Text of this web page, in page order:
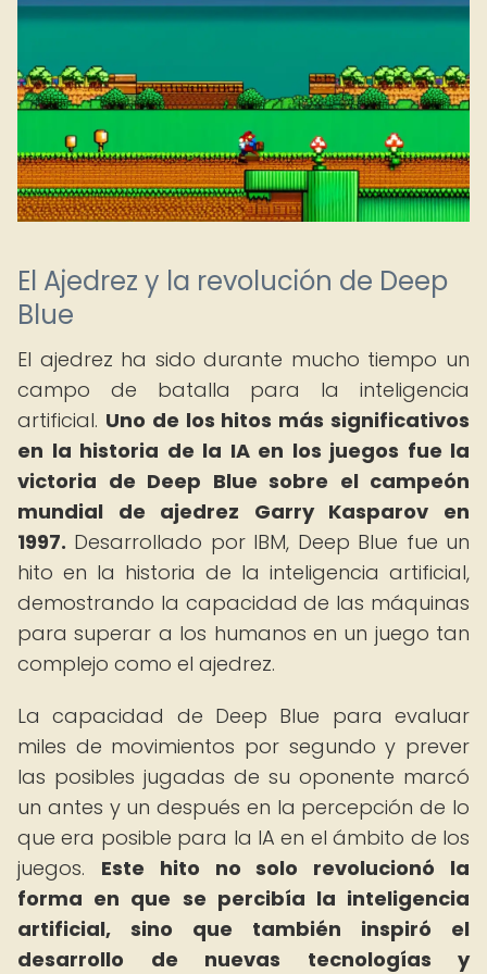
El Ajedrez y la revolución de Deep
Blue
El ajedrez ha sido durante mucho tiempo un
campo de batalla para la inteligencia
artificial. Uno de los hitos más significativos
en la historia de la IA en los juegos fue la
victoria de Deep Blue sobre el campeón
mundial de ajedrez Garry Kasparov en
1997. Desarrollado por IBM, Deep Blue fue un
hito en la historia de la inteligencia artificial,
demostrando la capacidad de las máquinas
para superar a los humanos en un juego tan
complejo como el ajedrez.
La capacidad de Deep Blue para evaluar
miles de movimientos por segundo y prever
las posibles jugadas de su oponente marcó
un antes y un después en la percepción de lo
que era posible para la IA en el ámbito de los
juegos. Este hito no solo revolucionó la
forma en que se percibía la inteligencia
artificial, sino que también inspiró el
desarrollo de nuevas tecnologías y